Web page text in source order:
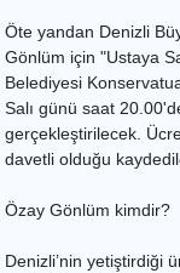
Öte yandan Denizli
Gönlüm için "Ustaya
Belediyesi
Salı günü saat
gerçekleştirilecek.
davetli olduğu
Özay Gönlüm kimdir?
Denizli’nin yetiştirdiği